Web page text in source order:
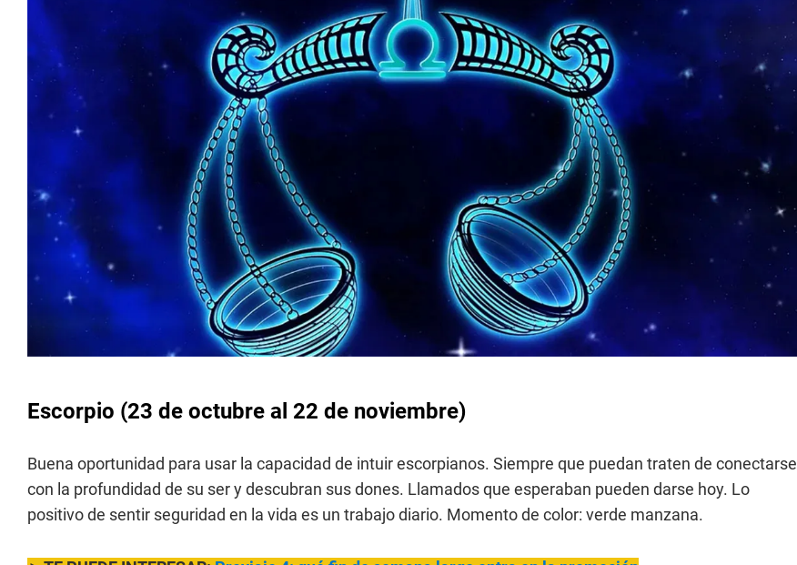
Escorpio (23 de octubre al 22 de noviembre)
Buena oportunidad para usar la capacidad de intuir escorpianos. Siempre que puedan traten de conectarse
con la profundidad de su ser y descubran sus dones. Llamados que esperaban pueden darse hoy. Lo
positivo de sentir seguridad en la vida es un trabajo diario. Momento de color: verde manzana.